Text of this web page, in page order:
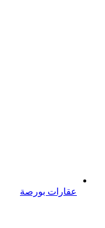
عقارات بورصة